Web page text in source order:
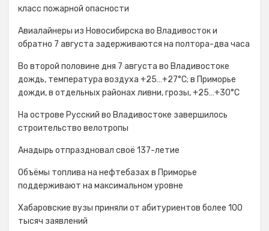
класс пожарной опасности
Авиалайнеры из Новосибирска во Владивосток и
обратно 7 августа задерживаются на полтора-два часа
Во второй половине дня 7 августа во Владивостоке
дождь, температура воздуха +25…+27°С; в Приморье
дожди, в отдельных районах ливни, грозы, +25…+30°C
На острове Русский во Владивостоке завершилось
строительство велотропы
Анадырь отпраздновал своё 137-летие
Объёмы топлива на нефтебазах в Приморье
поддерживают на максимальном уровне
Хабаровские вузы приняли от абитуриентов более 100
тысяч заявлений